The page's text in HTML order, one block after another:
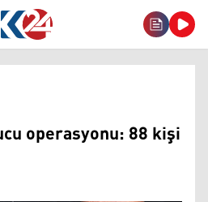
operasyonu: 88 kişi